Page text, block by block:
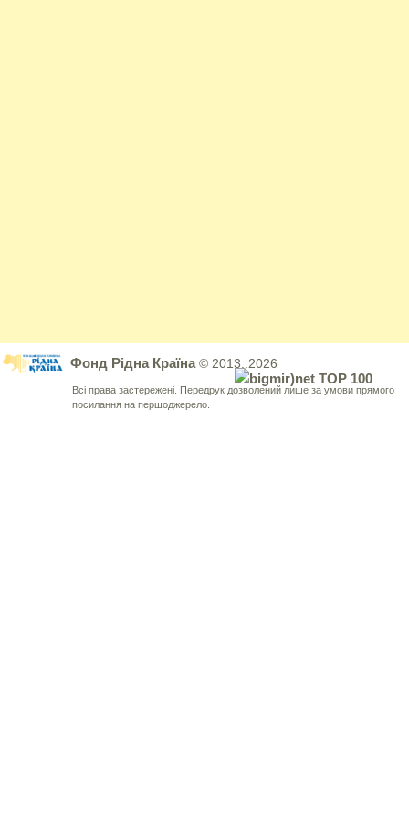
Фонд Рідна Країна© 2013..2026
Всі права застережені. Передрук дозволений лише за умови прямого
посилання на першоджерело.